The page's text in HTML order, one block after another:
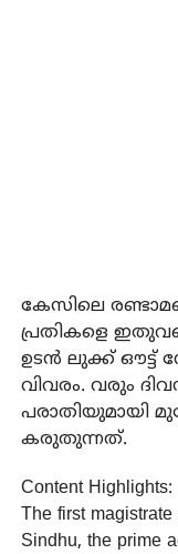
കേസിലെ
പ്രതികളെ ഇതുവരെ
ഉടന്‍ ലുക്ക് ഔട്ട്
വിവരം. വരും
പരാതിയുമായി
കരുതുന്നത്.
Content Highlights:
The first
Sindhu, the prime